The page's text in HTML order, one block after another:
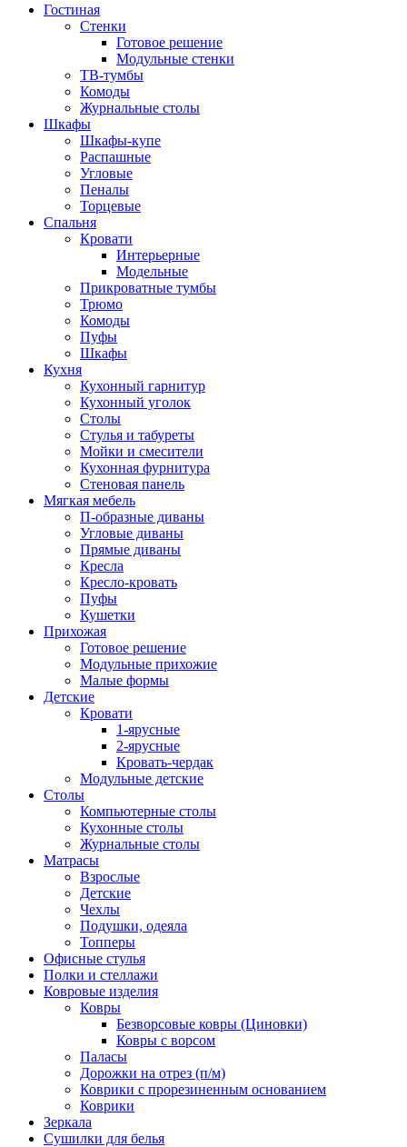
Гостиная
Стенки
Готовое решение
Модульные стенки
ТВ-тумбы
Комоды
Журнальные столы
Шкафы
Шкафы-купе
Распашные
Угловые
Пеналы
Торцевые
Спальня
Кровати
Интерьерные
Модельные
Прикроватные тумбы
Трюмо
Комоды
Пуфы
Шкафы
Кухня
Кухонный гарнитур
Кухонный уголок
Столы
Стулья и табуреты
Мойки и смесители
Кухонная фурнитура
Стеновая панель
Мягкая мебель
П-образные диваны
Угловые диваны
Прямые диваны
Кресла
Кресло-кровать
Пуфы
Кушетки
Прихожая
Готовое решение
Модульные прихожие
Малые формы
Детские
Кровати
1-ярусные
2-ярусные
Кровать-чердак
Модульные детские
Столы
Компьютерные столы
Кухонные столы
Журнальные столы
Матрасы
Взрослые
Детские
Чехлы
Подушки, одеяла
Топперы
Офисные стулья
Полки и стеллажи
Ковровые изделия
Ковры
Безворсовые ковры (Циновки)
Ковры с ворсом
Паласы
Дорожки на отрез (п/м)
Коврики с прорезиненным основанием
Коврики
Зеркала
Сушилки для белья